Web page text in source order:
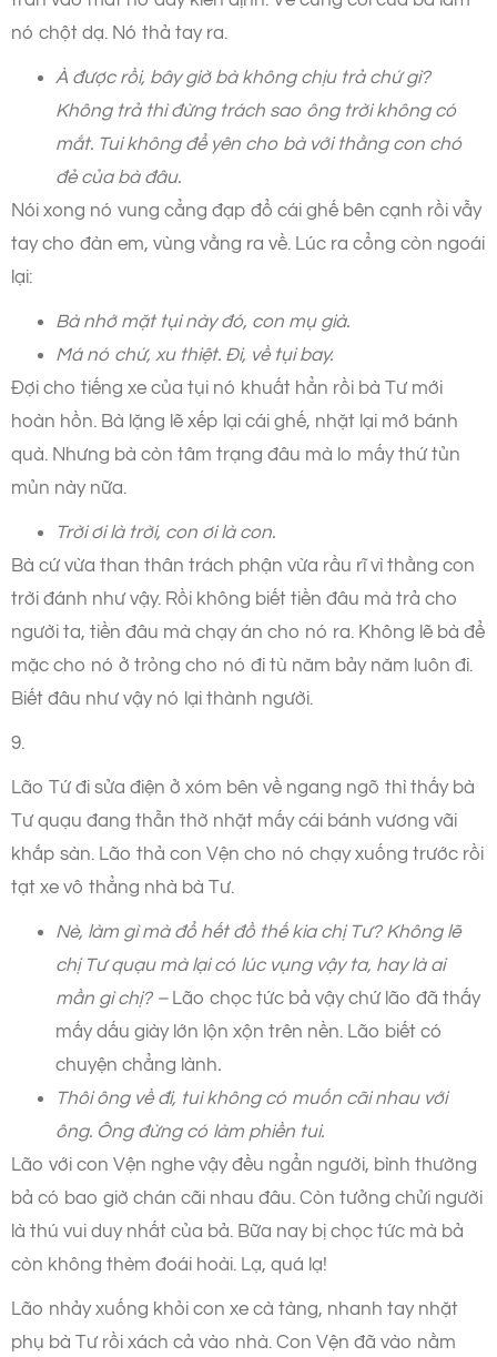
nó chột dạ. Nó thả tay ra.
À được rồi, bây giờ bà không chịu trả chứ gì?
Không trả thì đừng trách sao ông trời không có
mắt. Tui không để yên cho bà với thằng con chó
đẻ của bà đâu.
Nói xong nó vung cẳng đạp đổ cái ghế bên cạnh rồi vẫy
tay cho đàn em, vùng vằng ra về. Lúc ra cổng còn ngoái
lại:
Bà nhớ mặt tụi này đó, con mụ già.
Má nó chứ, xu thiệt. Đi, về tụi bay.
Đợi cho tiếng xe của tụi nó khuất hẳn rồi bà Tư mới
hoàn hồn. Bà lặng lẽ xếp lại cái ghế, nhặt lại mớ bánh
quà. Nhưng bà còn tâm trạng đâu mà lo mấy thứ tủn
mủn này nữa.
Trời ơi là trời, con ơi là con.
Bà cứ vừa than thân trách phận vừa rầu rĩ vì thằng con
trời đánh như vậy. Rồi không biết tiền đâu mà trả cho
người ta, tiền đâu mà chạy án cho nó ra. Không lẽ bà để
mặc cho nó ở trỏng cho nó đi tù năm bảy năm luôn đi.
Biết đâu như vậy nó lại thành người.
9.
Lão Tứ đi sửa điện ở xóm bên về ngang ngõ thì thấy bà
Tư quạu đang thẫn thờ nhặt mấy cái bánh vương vãi
khắp sàn. Lão thả con Vện cho nó chạy xuống trước rồi
tạt xe vô thẳng nhà bà Tư.
Nè, làm gì mà đổ hết đồ thế kia chị Tư? Không lẽ
chị Tư quạu mà lại có lúc vụng vậy ta, hay là ai
mần gì chị? – Lão chọc tức bả vậy chứ lão đã thấy
mấy dấu giày lớn lộn xộn trên nền. Lão biết có
chuyện chẳng lành.
Thôi ông về đi, tui không có muốn cãi nhau với
ông. Ông đừng có làm phiền tui.
Lão với con Vện nghe vậy đều ngẩn người, bình thường
bả có bao giờ chán cãi nhau đâu. Còn tưởng chửi người
là thú vui duy nhất của bả. Bữa nay bị chọc tức mà bả
còn không thèm đoái hoài. Lạ, quá lạ!
Lão nhảy xuống khỏi con xe cà tàng, nhanh tay nhặt
phụ bà Tư rồi xách cả vào nhà. Con Vện đã vào nằm